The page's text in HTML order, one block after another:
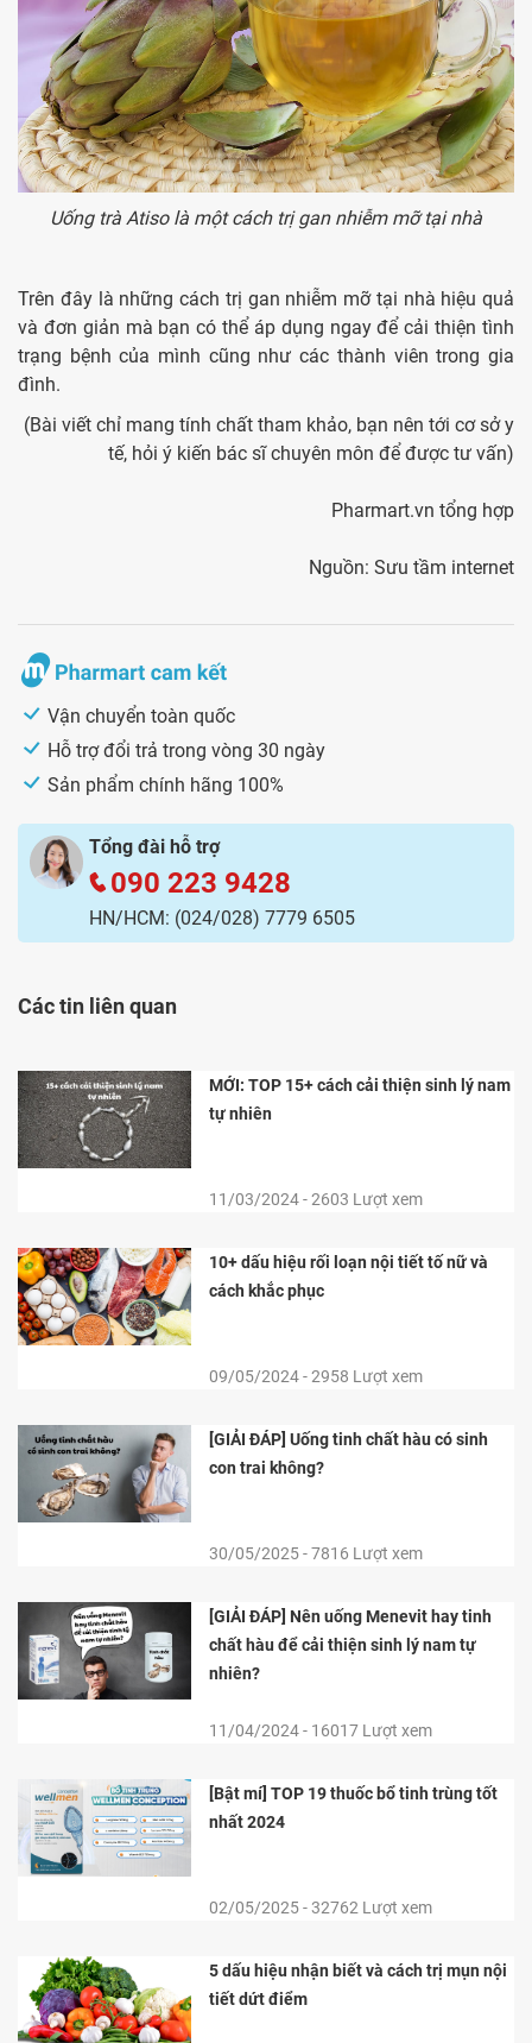
Uống trà Atiso là một cách trị gan nhiễm mỡ tại nhà
Trên đây là những cách trị gan nhiễm mỡ tại nhà hiệu quả
và đơn giản mà bạn có thể áp dụng ngay để cải thiện tình
trạng bệnh của mình cũng như các thành viên trong gia
đình.
(Bài viết chỉ mang tính chất tham khảo, bạn nên tới cơ sở y
tế, hỏi ý kiến bác sĩ chuyên môn để được tư vấn)
Pharmart.vn tổng hợp
Nguồn: Sưu tầm internet
Vận chuyển toàn quốc
Hỗ trợ đổi trả trong vòng 30 ngày
Sản phẩm chính hãng 100%
Tổng đài hỗ trợ
090 223 9428
HN/HCM: (024/028) 7779 6505
Các tin liên quan
MỚI: TOP 15+ cách cải thiện sinh lý nam
tự nhiên
11/03/2024 - 2603 Lượt xem
10+ dấu hiệu rối loạn nội tiết tố nữ và
cách khắc phục
09/05/2024 - 2958 Lượt xem
[GIẢI ĐÁP] Uống tinh chất hàu có sinh
con trai không?
30/05/2025 - 7816 Lượt xem
[GIẢI ĐÁP] Nên uống Menevit hay tinh
chất hàu để cải thiện sinh lý nam tự
nhiên?
11/04/2024 - 16017 Lượt xem
[Bật mí] TOP 19 thuốc bổ tinh trùng tốt
nhất 2024
02/05/2025 - 32762 Lượt xem
5 dấu hiệu nhận biết và cách trị mụn nội
tiết dứt điểm